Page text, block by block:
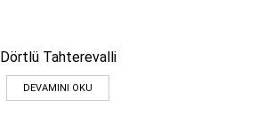
Dörtlü Tahterevalli
DEVAMINI OKU